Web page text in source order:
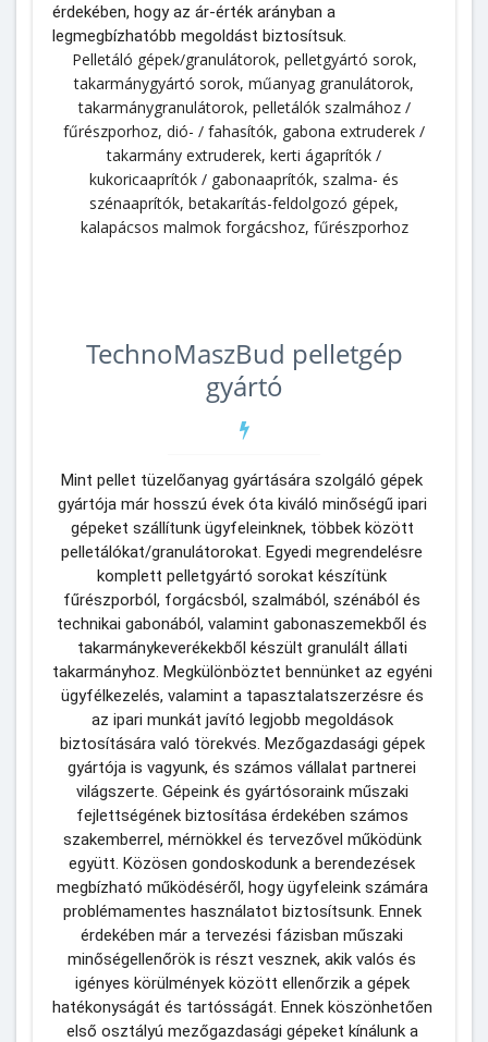
érdekében, hogy az ár-érték arányban a
legmegbízhatóbb megoldást biztosítsuk.
Pelletáló gépek/granulátorok, pelletgyártó sorok,
takarmánygyártó sorok, műanyag granulátorok,
takarmánygranulátorok, pelletálók szalmához /
fűrészporhoz, dió- / fahasítók, gabona extruderek /
takarmány extruderek, kerti ágaprítók /
kukoricaaprítók / gabonaaprítók, szalma- és
szénaaprítók, betakarítás-feldolgozó gépek,
kalapácsos malmok forgácshoz, fűrészporhoz
TechnoMaszBud pelletgép
gyártó
Mint pellet tüzelőanyag gyártására szolgáló gépek
gyártója már hosszú évek óta kiváló minőségű ipari
gépeket szállítunk ügyfeleinknek, többek között
pelletálókat/granulátorokat. Egyedi megrendelésre
komplett pelletgyártó sorokat készítünk
fűrészporból, forgácsból, szalmából, szénából és
technikai gabonából, valamint gabonaszemekből és
takarmánykeverékekből készült granulált állati
takarmányhoz. Megkülönböztet bennünket az egyéni
ügyfélkezelés, valamint a tapasztalatszerzésre és
az ipari munkát javító legjobb megoldások
biztosítására való törekvés. Mezőgazdasági gépek
gyártója is vagyunk, és számos vállalat partnerei
világszerte. Gépeink és gyártósoraink műszaki
fejlettségének biztosítása érdekében számos
szakemberrel, mérnökkel és tervezővel működünk
együtt. Közösen gondoskodunk a berendezések
megbízható működéséről, hogy ügyfeleink számára
problémamentes használatot biztosítsunk. Ennek
érdekében már a tervezési fázisban műszaki
minőségellenőrök is részt vesznek, akik valós és
igényes körülmények között ellenőrzik a gépek
hatékonyságát és tartósságát. Ennek köszönhetően
első osztályú mezőgazdasági gépeket kínálunk a